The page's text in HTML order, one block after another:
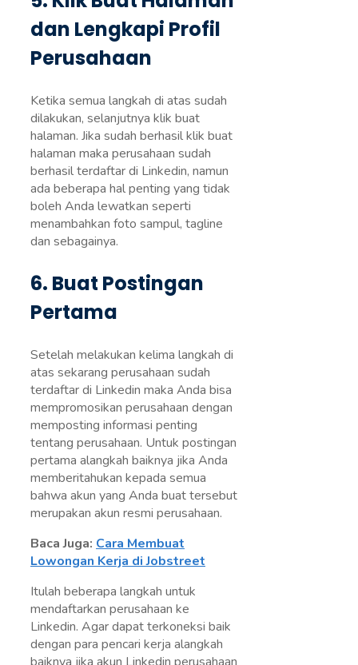
dan Lengkapi Profil
Perusahaan
Ketika semua langkah di atas sudah
dilakukan, selanjutnya klik buat
halaman. Jika sudah berhasil klik buat
halaman maka perusahaan sudah
berhasil terdaftar di Linkedin, namun
ada beberapa hal penting yang tidak
boleh Anda lewatkan seperti
menambahkan foto sampul, tagline
dan sebagainya.
6. Buat Postingan
Pertama
Setelah melakukan kelima langkah di
atas sekarang perusahaan sudah
terdaftar di Linkedin maka Anda bisa
mempromosikan perusahaan dengan
memposting informasi penting
tentang perusahaan. Untuk postingan
pertama alangkah baiknya jika Anda
memberitahukan kepada semua
bahwa akun yang Anda buat tersebut
merupakan akun resmi perusahaan.
Baca Juga: Cara Membuat
Lowongan Kerja di Jobstreet
Itulah beberapa langkah untuk
mendaftarkan perusahaan ke
Linkedin. Agar dapat terkoneksi baik
dengan para pencari kerja alangkah